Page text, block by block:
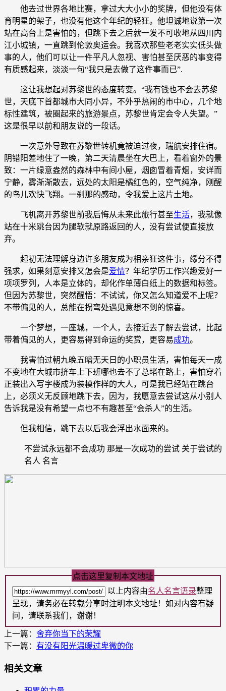
他去过世界各地比赛，拿过大大小小的奖牌，但他没有体
育明星的架子，也没有他这个年纪的轻狂。他坦诚地说第一次
站在高台上是害怕的，但跳下去之后就一发不可收地从四川内
江小城镇，一直跳到伦敦奥运会。我喜欢那些老老实实低头做
事的人，他们可以让一件平凡人忽视、害怕甚至厌恶的事变得
有质感起来，淡淡一句“我只是去做了这件事而已”.
这让我想起对苏黎世的态度转变。“我有钱也不会去苏黎
世，天底下首都城市大同小异，不外乎热闹的市中心，几个地
标性建筑，被圈起来的旅游景点，苏黎世肯定会令人失望。”
这是很早以前和朋友说的一段话。
一次意外导致在苏黎世转机竟被迫过夜，瑞航安排住宿。
阴错阳差地住了一晚，第二天清晨坐在大巴上，看着窗外的景
致：一片绿意盎然的森林中有间小屋，烟囱冒着青烟，安详而
宁静，雾渐渐散去，远处的太阳是橘红色的，空气纯净，刚醒
的鸟儿欢快飞翔。一刹那的感动，令我爱上这片土地。
飞机离开苏黎世前我后悔从未来此旅行甚至生活，我就像
站在十米跳台因为腿软就原路返回的人，没有尝试便直接放
弃。
起初无法理解身边许多朋友成为相亲狂这件事，缘分不得
强求，如果刻意安排又怎会是爱情？年纪学历工作兴趣爱好一
项项罗列，人本是立体的，却化作单薄白纸上的数据和标签。
但因为苏黎世，突然醒悟：不试试，你又怎么知道爱不上呢？
不带偏见的人，总能在拐弯处遇见意想不到的惊喜。
一个梦想，一座城，一个人，去接近去了解去尝试，比起
带着偏见的人，更容易得到命运的奖赏，更容易成功。
我害怕过朝九晚五暗无天日的小职员生活，害怕每天一成
不变地在大城市挤车上下班哪也去不了总堵在路上，害怕穿着
正装出入写字楼成为装模作样的大人，可是我已经站在跳台
上，必须义无反顾地跳下去，因为，我愿意去尝试这从小别人
告诉我是没有希望一点也不有趣甚至“会杀人”的生活。
但我相信，跳下去以后我会浮出水面来的。
不尝试永远都不会成功 那是一次成功的尝试 关于尝试的
名人 名言
点击这里复制本文地址
以上内容由名人名言语录整理
呈现，请务必在转载分享时注明本文地址！如对内容有疑
问，请联系我们，谢谢！
上一篇： 舍弃你当下的荣耀
下一篇： 有没有阳光温暖过卑微的你
相关文章